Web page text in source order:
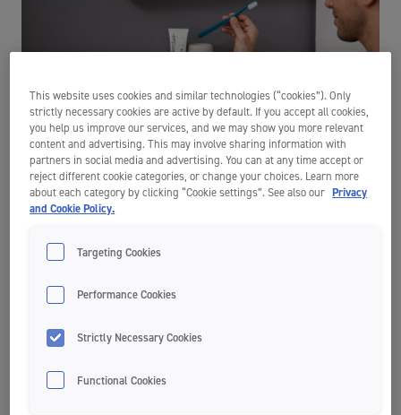
Hur skyddar fluor mot hål i tänderna?
En av de vanligaste frågorna om munvård är om fluor är bra för
tänderna. Varje gång vi äter eller dricker något som innehåller socker
också heter. Fluor stärker tänderna och gör dem mer
exempelvis genom tandborstning och
att det är den lokala effekten på tandytan som är viktig. Det är också
This website uses cookies and similar technologies (“cookies”). Only
strictly necessary cookies are active by default. If you accept all cookies,
you help us improve our services, and we may show you more relevant
content and advertising. This may involve sharing information with
partners in social media and advertising. You can at any time accept or
reject different cookie categories, or change your choices. Learn more
about each category by clicking “Cookie settings”. See also our Privacy
and Cookie Policy.
Targeting Cookies
Performance Cookies
Strictly Necessary Cookies
Functional Cookies